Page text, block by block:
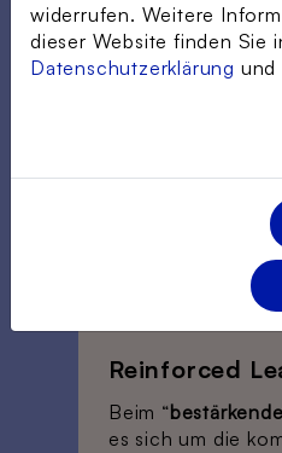
Reinforced
Beim “
es sich um die
widerrufen. Weitere
dieser Website finden Sie
Datenschutzerklärung und